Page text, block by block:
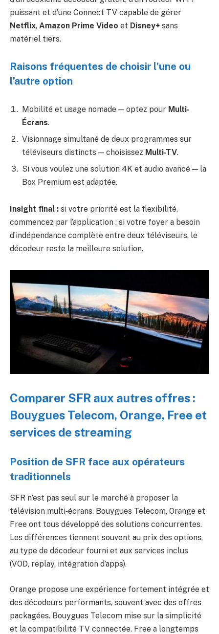
puissant et d’une Connect TV capable de gérer
Netflix, Amazon Prime Video et Disney+ sans
matériel tiers.
Raisons fréquentes de choisir l’une ou
l’autre option
Mobilité et usage nomade — optez pour Multi-
Écrans.
Visionnage simultané de deux programmes sur
téléviseurs distincts — choisissez Multi-TV.
Si vous voulez une solution 4K et audio avancé — la
Box Premium est adaptée.
Insight final : si votre priorité est la flexibilité,
commencez par l’application ; si votre foyer a besoin
d’indépendance complète entre deux téléviseurs, le
décodeur reste la meilleure solution.
Comparer SFR aux autres offres :
Bouygues Telecom, Orange, Free et
services de streaming
Position de SFR face aux opérateurs
traditionnels
SFR n’est pas seul sur le marché à proposer la
télévision multi‑écrans. Bouygues Telecom, Orange et
Free ont tous développé des solutions concurrentes.
Les différences tiennent souvent au prix des options,
au type de décodeur fourni et aux services inclus
(VOD, replay, intégration d’apps).
Orange propose une expérience fortement intégrée et
des décodeurs performants, souvent avec des offres
packagées. Bouygues Telecom mise sur la simplicité
et la compatibilité TV connectée. Free a longtemps